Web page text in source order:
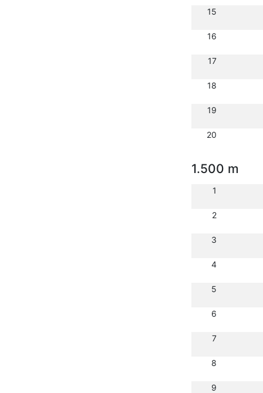
15
16
17
18
19
20
1.500 m
1
2
3
4
5
6
7
8
9